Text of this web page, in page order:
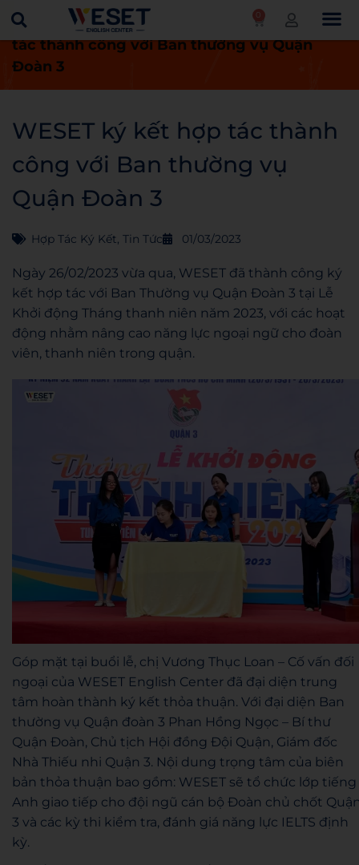
0
Trang chủ Tin tức
WESET ký kết hợp
tác thành công với Ban thường vụ Quận
Đoàn 3
WESET ký kết hợp tác thành
công với Ban thường vụ
Quận Đoàn 3
Hợp Tác Ký Kết, Tin Tức 01/03/2023
Ngày 26/02/2023 vừa qua, WESET đã thành công ký
kết hợp tác với Ban Thường vụ Quận Đoàn 3 tại Lễ
Khởi động Tháng thanh niên năm 2023, với các hoạt
động nhằm nâng cao năng lực ngoại ngữ cho đoàn
viên, thanh niên trong quận.
Góp mặt tại buổi lễ, chị Vương Thục Loan – Cố vấn đối
ngoại của WESET English Center đã đại diện trung
tâm hoàn thành ký kết thỏa thuận. Với đại diện Ban
thường vụ Quận đoàn 3 Phan Hồng Ngọc – Bí thư
Quận Đoàn, Chủ tịch Hội đồng Đội Quận, Giám đốc
Nhà Thiếu nhi Quận 3. Nội dung trọng tâm của biên
bản thỏa thuận bao gồm: WESET sẽ tổ chức lớp tiếng
Anh giao tiếp cho đội ngũ cán bộ Đoàn chủ chốt
3 và các kỳ thi kiểm tra, đánh giá năng lực IELTS định
kỳ.